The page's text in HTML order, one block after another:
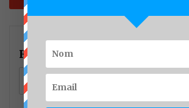
Rechercher